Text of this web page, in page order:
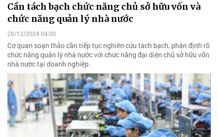
Cần tách bạch chức năng chủ sở hữu vốn và
chức năng quản lý nhà nước
28/12/2024 04:00
Cơ quan soạn thảo cần tiếp tục nghiên cứu tách bạch, phân định rõ
chức năng quản lý nhà nước với chức năng đại diện chủ sở hữu vốn
nhà nước tại doanh nghiệp.